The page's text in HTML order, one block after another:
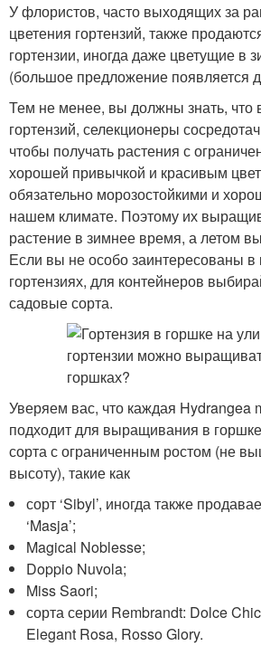
У флористов, часто выходящих за
цветения гортензий, также
гортензии, иногда даже цветущие в
(большое предложение появляется
Тем не менее, вы должны знать, что
гортензий, селекционеры
чтобы получать растения с
хорошей привычкой и красивым
обязательно морозостойкими и
нашем климате. Поэтому их
растение в зимнее время, а летом
Если вы не особо заинтересованы в
гортензиях, для контейнеров
садовые сорта.
Уверяем вас, что каждая Hydrangea
подходит для выращивания в
сорта с ограниченным ростом (не
высоту), такие как
сорт ‘Sibyl’, иногда также
‘Masja’;
Magical Noblesse;
Doppio Nuvola;
Miss Saori;
сорта серии Rembrandt: Dolce
Elegant Rosa, Rosso Glory.